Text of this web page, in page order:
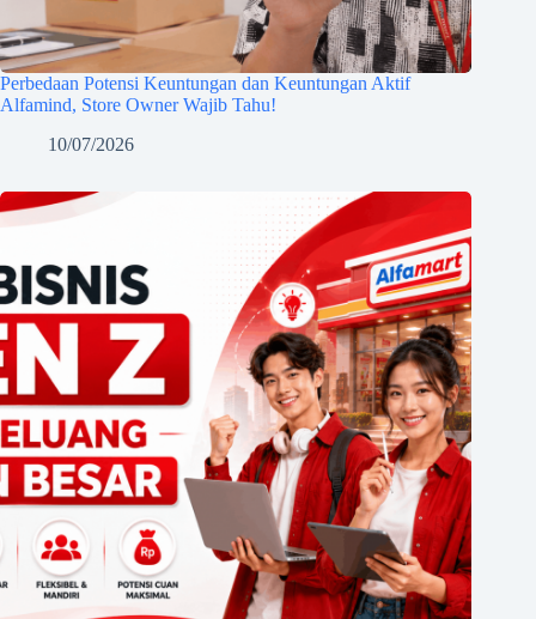
Perbedaan Potensi Keuntungan dan Keuntungan Aktif
Alfamind, Store Owner Wajib Tahu!
10/07/2026